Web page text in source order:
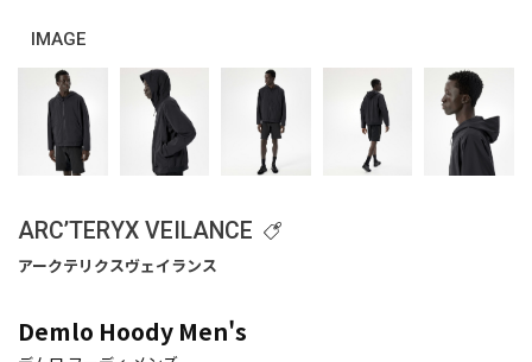
IMAGE
ARC’TERYX VEILANCE
Demlo Hoody Men's